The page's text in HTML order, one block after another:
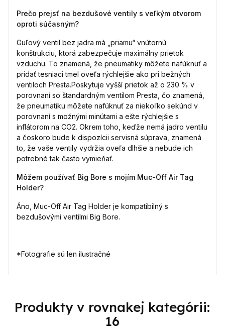
Prečo prejsť na bezdušové ventily s veľkým otvorom
oproti súčasným?
Guľový ventil bez jadra má „priamu“ vnútornú
konštrukciu, ktorá zabezpečuje maximálny prietok
vzduchu. To znamená, že pneumatiky môžete nafúknuť a
pridať tesniaci tmel oveľa rýchlejšie ako pri bežných
ventiloch Presta.Poskytuje vyšší prietok až o 230 % v
porovnaní so štandardným ventilom Presta, čo znamená,
že pneumatiku môžete nafúknuť za niekoľko sekúnd v
porovnaní s možnými minútami a ešte rýchlejšie s
inflátorom na CO2. Okrem toho, keďže nemá jadro ventilu
a čoskoro bude k dispozícii servisná súprava, znamená
to, že vaše ventily vydržia oveľa dlhšie a nebude ich
potrebné tak často vymieňať.
Môžem používať Big Bore s mojím Muc-Off Air Tag
Holder?
Áno, Muc-Off Air Tag Holder je kompatibilný s
bezdušovými ventilmi Big Bore.
*Fotografie sú len ilustračné
Produkty v rovnakej kategórii:
16